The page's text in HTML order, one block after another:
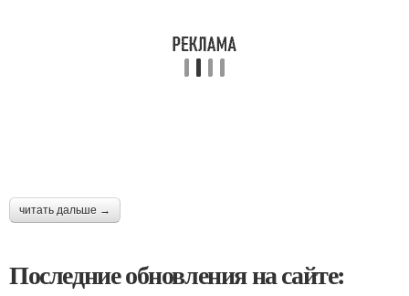
читать дальше →
Последние обновления на сайте: